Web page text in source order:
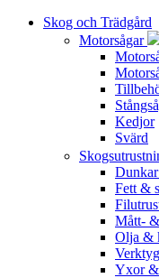
Skog och Trädgård
Motorsågar
Kedjor
Svärd
Fett &
Mått-
Olja &
Yxor &